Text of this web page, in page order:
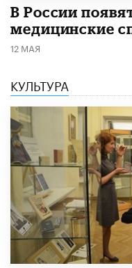
В России
медицинские
12 МАЯ
КУЛЬТУРА